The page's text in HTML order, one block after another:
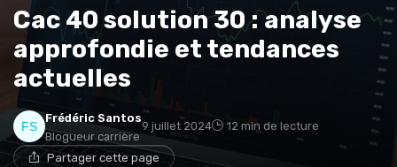
Cac 40 solution 30 : analyse
approfondie et tendances
actuelles
Frédéric Santos
Blogueur carrière
9 juillet 2024 12 min de lecture
Partager cette page